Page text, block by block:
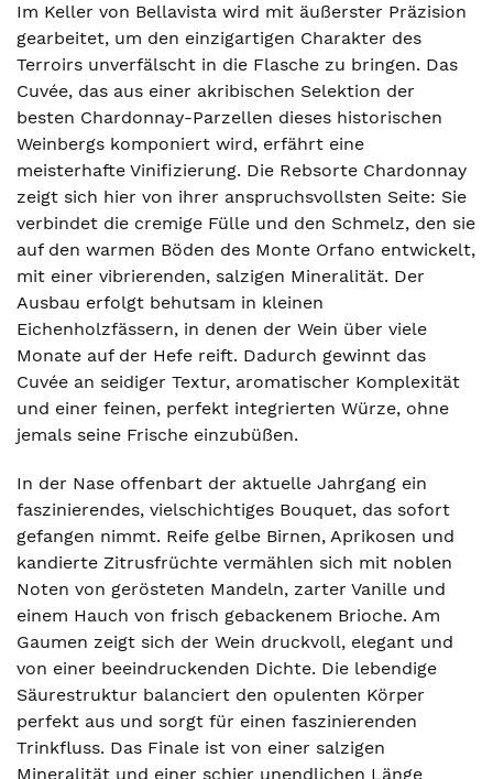
Im Keller von Bellavista wird mit äußerster Präzision
gearbeitet, um den einzigartigen Charakter des
Terroirs unverfälscht in die Flasche zu bringen. Das
Cuvée, das aus einer akribischen Selektion der
besten Chardonnay-Parzellen dieses historischen
Weinbergs komponiert wird, erfährt eine
meisterhafte Vinifizierung. Die Rebsorte Chardonnay
zeigt sich hier von ihrer anspruchsvollsten Seite: Sie
verbindet die cremige Fülle und den Schmelz, den sie
auf den warmen Böden des Monte Orfano entwickelt,
mit einer vibrierenden, salzigen Mineralität. Der
Ausbau erfolgt behutsam in kleinen
Eichenholzfässern, in denen der Wein über viele
Monate auf der Hefe reift. Dadurch gewinnt das
Cuvée an seidiger Textur, aromatischer Komplexität
und einer feinen, perfekt integrierten Würze, ohne
jemals seine Frische einzubüßen.
In der Nase offenbart der aktuelle Jahrgang ein
faszinierendes, vielschichtiges Bouquet, das sofort
gefangen nimmt. Reife gelbe Birnen, Aprikosen und
kandierte Zitrusfrüchte vermählen sich mit noblen
Noten von gerösteten Mandeln, zarter Vanille und
einem Hauch von frisch gebackenem Brioche. Am
Gaumen zeigt sich der Wein druckvoll, elegant und
von einer beeindruckenden Dichte. Die lebendige
Säurestruktur balanciert den opulenten Körper
perfekt aus und sorgt für einen faszinierenden
Trinkfluss. Das Finale ist von einer salzigen
Mineralität und einer schier unendlichen Länge